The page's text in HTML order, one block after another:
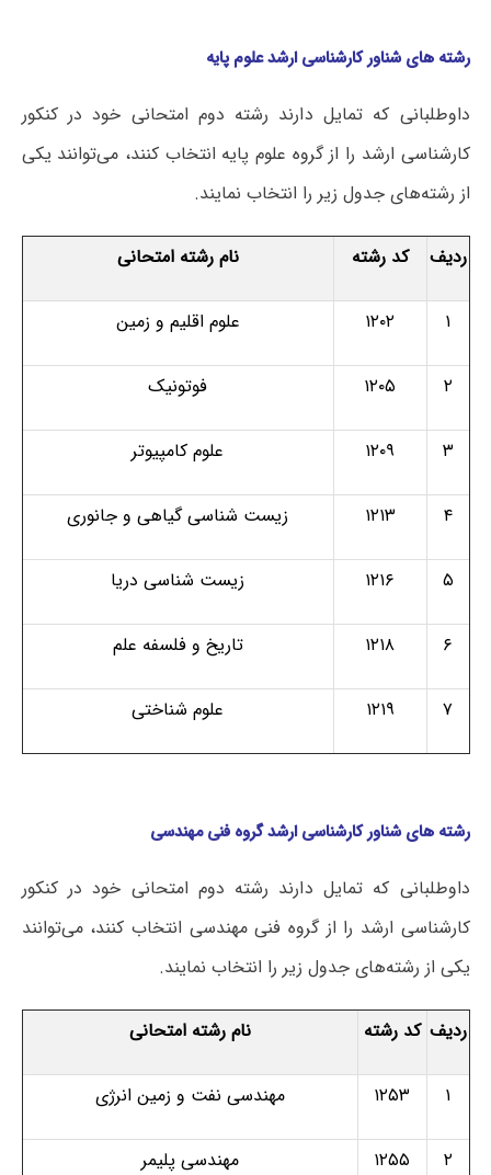
رشته های شناور کارشناسی ارشد علوم پایه
داوطلبانی که تمایل دارند رشته دوم امتحانی خود در کنکور
کارشناسی ارشد را از گروه علوم پایه انتخاب کنند، می‌توانند یکی
از رشته‌های جدول زیر را انتخاب نمایند.
ردیف کد رشته نام رشته امتحانی
۱ ۱۲۰۲ علوم اقلیم و زمین
۲ ۱۲۰۵ فوتونیک
۳ ۱۲۰۹ علوم کامپیوتر
۴ ۱۲۱۳ زیست شناسی گیاهی و جانوری
۵ ۱۲۱۶ زیست شناسی دریا
۶ ۱۲۱۸ تاریخ و فلسفه علم
۷ ۱۲۱۹ علوم شناختی
رشته های شناور کارشناسی ارشد گروه فنی مهندسی
داوطلبانی که تمایل دارند رشته دوم امتحانی خود در کنکور
کارشناسی ارشد را از گروه فنی مهندسی انتخاب کنند، می‌توانند
یکی از رشته‌های جدول زیر را انتخاب نمایند.
ردیف کد رشته نام رشته امتحانی
۱ ۱۲۵۳ مهندسی نفت و زمین انرژی
۲ ۱۲۵۵ مهندسی پلیمر